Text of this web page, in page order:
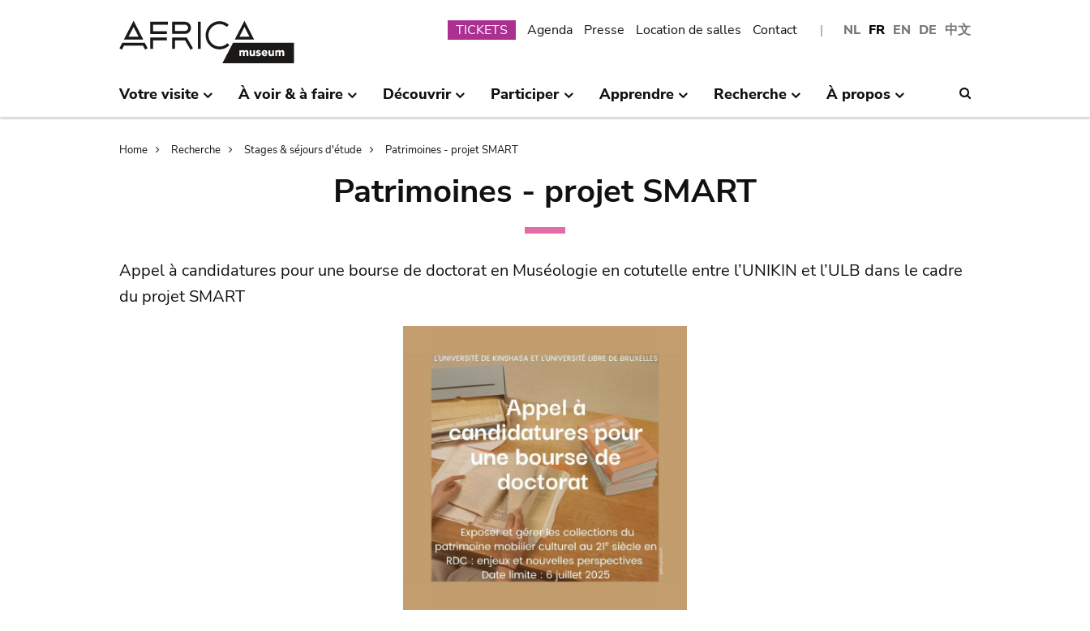
NL FR EN DE 中文
Submenu
TICKETS Agenda Presse Location de salles Contact
Votre visite À voir & à faire Découvrir Participer Apprendre Recherche À propos
Breadcrumb
Home Recherche Stages & séjours d'étude Patrimoines - projet SMART
Patrimoines - projet SMART
Appel à candidatures pour une bourse de doctorat en Muséologie en cotutelle entre l’UNIKIN et l’ULB dans le cadre
du projet SMART